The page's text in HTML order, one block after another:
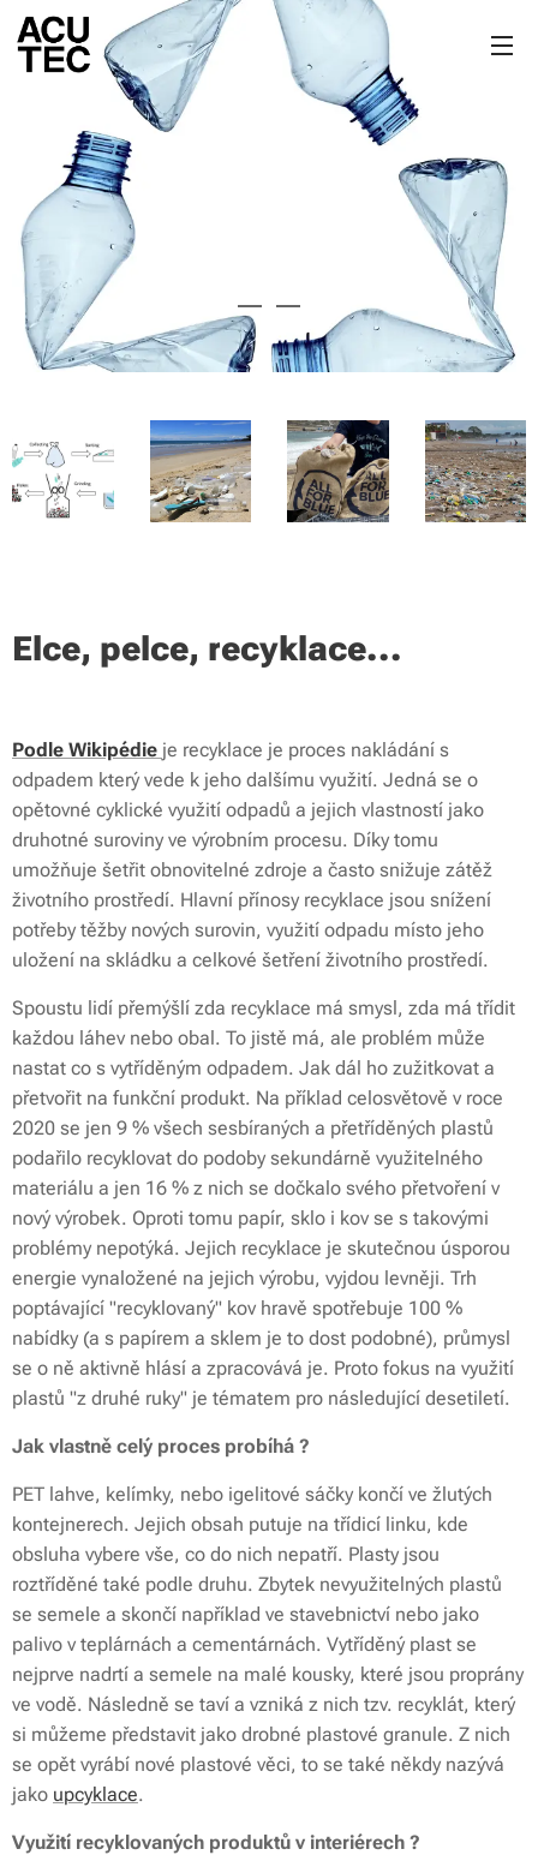
Elce, pelce, recyklace...
Podle Wikipédie je recyklace je proces nakládání s
odpadem který vede k jeho dalšímu využití. Jedná se o
opětovné cyklické využití odpadů a jejich vlastností jako
druhotné suroviny ve výrobním procesu. Díky tomu
umožňuje šetřit obnovitelné zdroje a často snižuje zátěž
životního prostředí. Hlavní přínosy recyklace jsou snížení
potřeby těžby nových surovin, využití odpadu místo jeho
uložení na skládku a celkové šetření životního prostředí.
Spoustu lidí přemýšlí zda recyklace má smysl, zda má třídit
každou láhev nebo obal. To jistě má, ale problém může
nastat co s vytříděným odpadem. Jak dál ho zužitkovat a
přetvořit na funkční produkt. Na příklad celosvětově v roce
2020 se jen 9 % všech sesbíraných a přetříděných plastů
podařilo recyklovat do podoby sekundárně využitelného
materiálu a jen 16 % z nich se dočkalo svého přetvoření v
nový výrobek. Oproti tomu papír, sklo i kov se s takovými
problémy nepotýká. Jejich recyklace je skutečnou úsporou
energie vynaložené na jejich výrobu, vyjdou levněji. Trh
poptávající "recyklovaný" kov hravě spotřebuje 100 %
nabídky (a s papírem a sklem je to dost podobné), průmysl
se o ně aktivně hlásí a zpracovává je. Proto fokus na využití
plastů "z druhé ruky" je tématem pro následující desetiletí.
Jak vlastně celý proces probíhá ?
PET lahve, kelímky, nebo igelitové sáčky končí ve žlutých
kontejnerech. Jejich obsah putuje na třídicí linku, kde
obsluha vybere vše, co do nich nepatří. Plasty jsou
roztříděné také podle druhu. Zbytek nevyužitelných plastů
se semele a skončí například ve stavebnictví nebo jako
palivo v teplárnách a cementárnách. Vytříděný plast se
nejprve nadrtí a semele na malé kousky, které jsou proprány
ve vodě. Následně se taví a vzniká z nich tzv. recyklát, který
si můžeme představit jako drobné plastové granule. Z nich
se opět vyrábí nové plastové věci, to se také někdy nazývá
jako upcyklace.
Využití recyklovaných produktů v interiérech ?